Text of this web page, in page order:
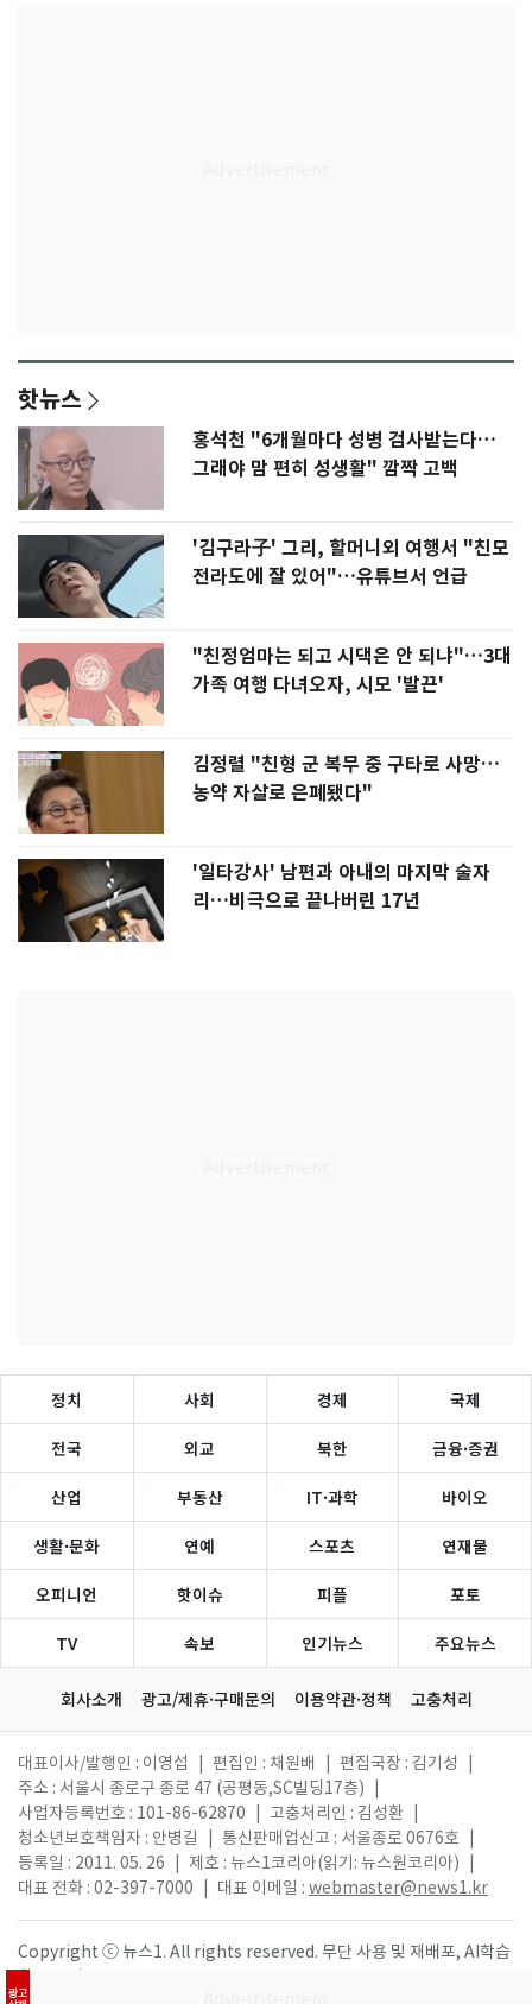
핫뉴스
홍석천 "6개월마다 성병 검사받는다…
그래야 맘 편히 성생활" 깜짝 고백
'김구라子' 그리, 할머니외 여행서 "친모
전라도에 잘 있어"…유튜브서 언급
"친정엄마는 되고 시댁은 안 되냐"…3대
가족 여행 다녀오자, 시모 '발끈'
김정렬 "친형 군 복무 중 구타로 사망…
농약 자살로 은폐됐다"
'일타강사' 남편과 아내의 마지막 술자
리…비극으로 끝나버린 17년
광고
정치 사회 경제 국제
전국 외교 북한 금융·증권
산업 부동산 IT·과학 바이오
생활·문화 연예 스포츠 연재물
오피니언 핫이슈 피플 포토
TV 속보 인기뉴스 주요뉴스
회사소개 광고/제휴·구매문의 이용약관·정책 고충처리
대표이사/발행인 : 이영섭 편집인 : 채원배 편집국장 : 김기성
주소 : 서울시 종로구 종로 47 (공평동,SC빌딩17층)
사업자등록번호 : 101-86-62870
고충처리인 : 김성환
청소년보호책임자 : 안병길
통신판매업신고 : 서울종로 0676호
등록일 : 2011. 05. 26
제호 : 뉴스1코리아(읽기: 뉴스원코리아)
대표 전화 : 02-397-7000
대표 이메일 : webmaster@news1.kr
Copyright ⓒ 뉴스1. All rights reserved. 무단 사용 및 재배포, AI학습
활용 금지.